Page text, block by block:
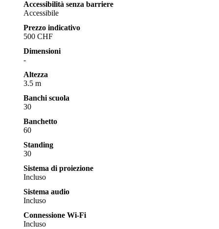
Accessibilità senza barriere
Accessibile
Prezzo indicativo
500 CHF
Dimensioni
-
Altezza
3.5 m
Banchi scuola
30
Banchetto
60
Standing
30
Sistema di proiezione
Incluso
Sistema audio
Incluso
Connessione Wi-Fi
Incluso